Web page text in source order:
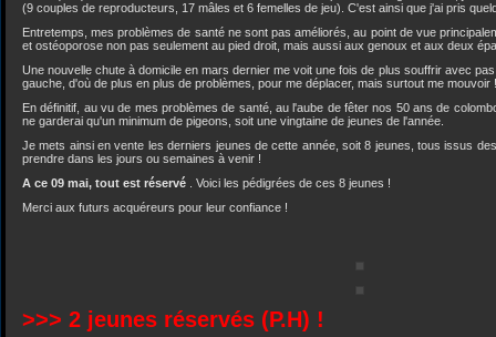
(9 couples de reproducteurs, 17 mâles et 6 femelles de jeu). C'est ainsi que j'ai pris
Entretemps, mes problèmes de santé ne sont pas améliorés, au point de vue
et ostéoporose non pas seulement au pied droit, mais aussi aux genoux et aux deux
Une nouvelle chute à domicile en mars dernier me voit une fois de plus souffrir avec
gauche, d'où de plus en plus de problèmes, pour me déplacer, mais surtout me mouvoir !
En définitif, au vu de mes problèmes de santé, au l'aube de fêter nos 50 ans de
ne garderai qu'un minimum de pigeons, soit une vingtaine de jeunes de l'année.
Je mets ainsi en vente les derniers jeunes de cette année, soit 8 jeunes, tous issus
prendre dans les jours ou semaines à venir !
A ce 09 mai, tout est réservé . Voici les pédigrées de ces 8 jeunes !
Merci aux futurs acquéreurs pour leur confiance !
>>> 2 jeunes réservés (P.H) !